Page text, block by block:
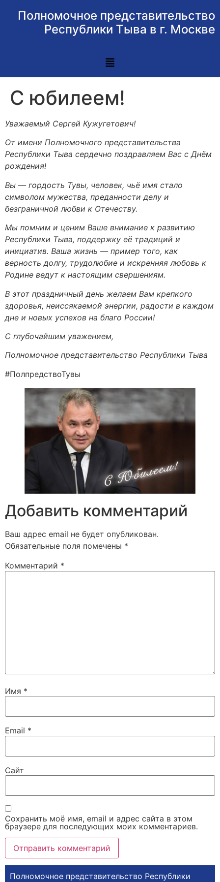
Полномочное представительство
Республики Тыва в г. Москве
С юбилеем!
Уважаемый Сергей Кужугетович!
От имени Полномочного представительства
Республики Тыва сердечно поздравляем Вас с Днём
рождения!
Вы — гордость Тувы, человек, чьё имя стало
символом мужества, преданности делу и
безграничной любви к Отечеству.
Мы помним и ценим Ваше внимание к развитию
Республики Тыва, поддержку её традиций и
инициатив. Ваша жизнь — пример того, как
верность долгу, трудолюбие и искренняя любовь к
Родине ведут к настоящим свершениям.
В этот праздничный день желаем Вам крепкого
здоровья, неиссякаемой энергии, радости в каждом
дне и новых успехов на благо России!
С глубочайшим уважением,
Полномочное представительство Республики Тыва
#ПолпредствоТувы
Добавить комментарий
Ваш адрес email не будет опубликован.
Обязательные поля помечены *
Комментарий *
Имя *
Email *
Сайт
Сохранить моё имя, email и адрес сайта в этом
браузере для последующих моих комментариев.
Полномочное представительство Республики